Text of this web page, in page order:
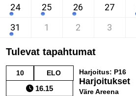
24
25 26 27
31
1 2 3
Tulevat tapahtumat
10 ELO
16.15
Harjoitus: P16
Harjoitukset
Väre Areena